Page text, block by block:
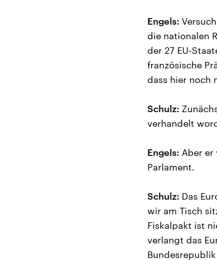
Engels:
die nationalen
der 27 EU-
französische
dass hier noch
Schulz:
verhandelt
Engels: Aber
Parlament.
Schulz: Das
wir am Tisch
Fiskalpakt ist
verlangt das